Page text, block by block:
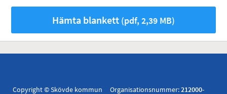
Hämta blankett (pdf, 2,39 MB)
Copyright © Skövde kommun Organisationsnummer:212000-